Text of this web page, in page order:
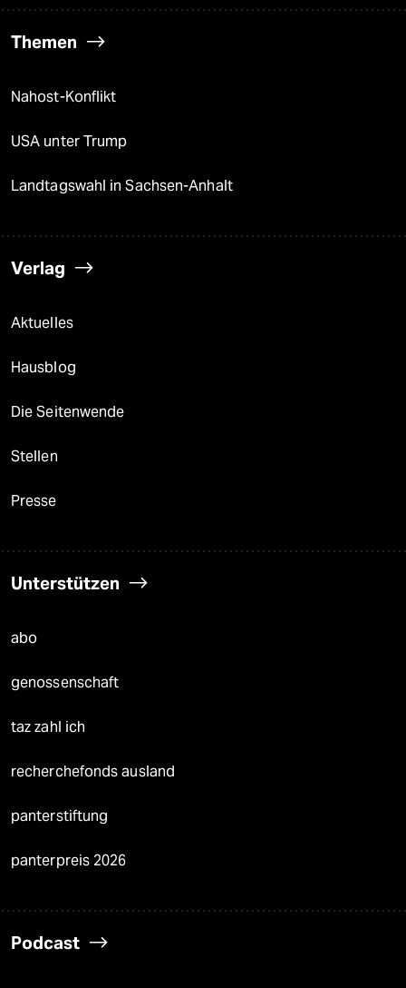
Themen
Nahost-Konflikt
USA unter Trump
Landtagswahl in Sachsen-Anhalt
Verlag
Aktuelles
Hausblog
Die Seitenwende
Stellen
Presse
Unterstützen
abo
genossenschaft
taz zahl ich
recherchefonds ausland
panterstiftung
panterpreis 2026
Podcast